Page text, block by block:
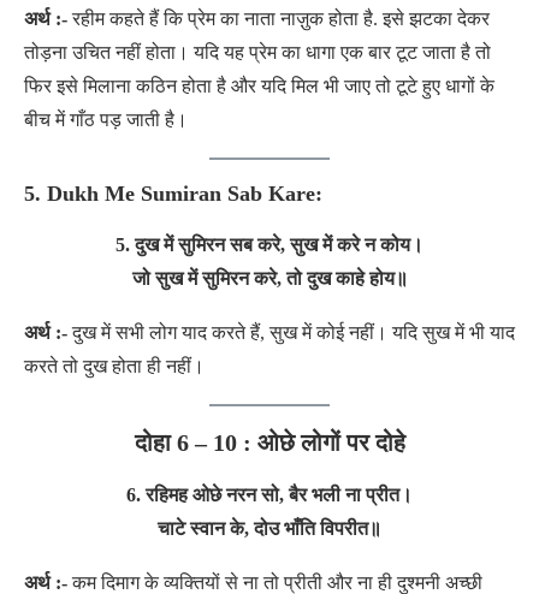
अर्थ :-रहीम कहते हैं कि प्रेम का नाता नाज़ुक होता है. इसे झटका देकर
तोड़ना उचित नहीं होता। यदि यह प्रेम का धागा एक बार टूट जाता है तो
फिर इसे मिलाना कठिन होता है और यदि मिल भी जाए तो टूटे हुए धागों के
बीच में गाँठ पड़ जाती है।
5. Dukh Me Sumiran Sab Kare:
5. दुख में सुमिरन सब करे, सुख में करे न कोय।
जो सुख में सुमिरन करे, तो दुख काहे होय॥
अर्थ :-दुख में सभी लोग याद करते हैं, सुख में कोई नहीं। यदि सुख में भी याद
करते तो दुख होता ही नहीं।
दोहा 6 – 10 : ओछे लोगों पर दोहे
6. रहिमह ओछे नरन सो, बैर भली ना प्रीत।
चाटे स्वान के, दोउ भाँति विपरीत॥
अर्थ :-कम दिमाग के व्यक्तियों से ना तो प्रीती और ना ही दुश्मनी अच्छी